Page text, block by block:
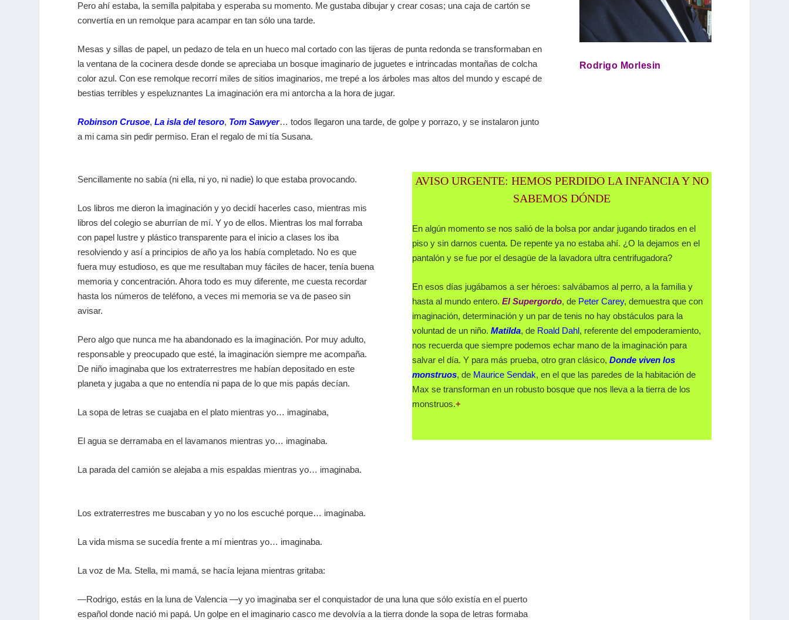
Pero ahí estaba, la semilla palpitaba y esperaba su momento. Me gustaba dibujar y crear cosas; una caja de cartón se
convertía en un remolque para acampar en tan sólo una tarde.
Mesas y sillas de papel, un pedazo de tela en un hueco mal cortado con las tijeras de punta redonda se transformaban en
la ventana de la cocinera desde donde se apreciaba un bosque imaginario de juguetes e intrincadas montañas de colcha
color azul. Con ese remolque recorrí miles de sitios imaginarios, me trepé a los árboles mas altos del mundo y escapé de
bestias terribles y espeluznantes La imaginación era mi antorcha a la hora de jugar.
Robinson Crusoe, La isla del tesoro, Tom Sawyer… todos llegaron una tarde, de golpe y porrazo, y se instalaron junto
a mi cama sin pedir permiso. Eran el regalo de mi tía Susana.
Rodrigo Morlesin
Sencillamente no sabía (ni ella, ni yo, ni nadie) lo que estaba provocando.
Los libros me dieron la imaginación y yo decidí hacerles caso, mientras mis
libros del colegio se aburrían de mí. Y yo de ellos. Mientras los mal forraba
con papel lustre y plástico transparente para el inicio a clases los iba
resolviendo y así a principios de año ya los había completado. No es que
fuera muy estudioso, es que me resultaban muy fáciles de hacer, tenía buena
memoria y concentración. Ahora todo es muy diferente, me cuesta recordar
hasta los números de teléfono, a veces mi memoria se va de paseo sin
avisar.
Pero algo que nunca me ha abandonado es la imaginación. Por muy adulto,
responsable y preocupado que esté, la imaginación siempre me acompaña.
De niño imaginaba que los extraterrestres me habían depositado en este
planeta y jugaba a que no entendía ni papa de lo que mis papás decían.
La sopa de letras se cuajaba en el plato mientras yo… imaginaba,
El agua se derramaba en el lavamanos mientras yo… imaginaba.
La parada del camión se alejaba a mis espaldas mientras yo… imaginaba.
AVISO URGENTE: HEMOS PERDIDO LA INFANCIA Y NO
SABEMOS DÓNDE
En algún momento se nos salió de la bolsa por andar jugando tirados en el
piso y sin darnos cuenta. De repente ya no estaba ahí. ¿O la dejamos en el
pantalón y se fue por el desagüe de la lavadora ultra centrifugadora?
En esos días jugábamos a ser héroes: salvábamos al perro, a la familia y
hasta al mundo entero. El Supergordo, de Peter Carey, demuestra que con
imaginación, determinación y un par de tenis no hay obstáculos para la
voluntad de un niño. Matilda, de Roald Dahl, referente del empoderamiento,
nos recuerda que siempre podemos echar mano de la imaginación para
salvar el día. Y para más prueba, otro gran clásico, Donde viven los
monstruos, de Maurice Sendak, en el que las paredes de la habitación de
Max se transforman en un robusto bosque que nos lleva a la tierra de los
monstruos.+
Los extraterrestres me buscaban y yo no los escuché porque… imaginaba.
La vida misma se sucedía frente a mí mientras yo… imaginaba.
La voz de Ma. Stella, mi mamá, se hacía lejana mientras gritaba:
—Rodrigo, estás en la luna de Valencia —y yo imaginaba ser el conquistador de una luna que sólo existía en el puerto
español donde nació mi papá. Un golpe en el imaginario casco me devolvía a la tierra donde la sopa de letras formaba